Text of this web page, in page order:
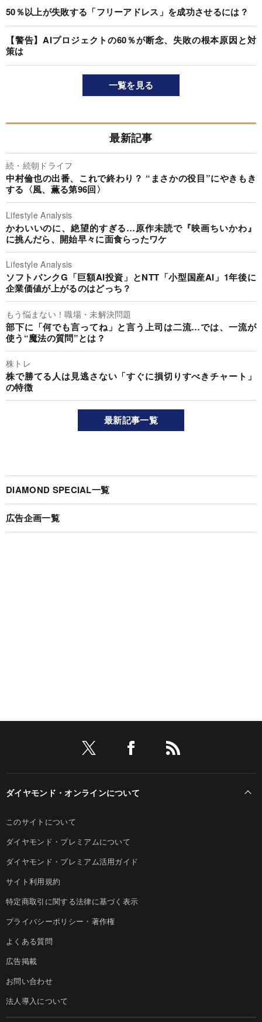
50％以上が失敗する「フリーアドレス」を成功させるには？
【警告】AIプロジェクトの60％が断念、失敗の根本原因と対
策は
一覧を見る
最新記事
続・続朝ドライフ
中村倫也の出番、これで終わり？ “まさかの役目”にやきもき
する〈風、薫る第96回〉
Lifestyle Analysis
かわいいのに、絶望的すぎる…原作未読で『映画ちいかわ』
に挑んだら、開始早々に面食らったワケ
Lifestyle Analysis
ソフトバンクG「巨額AI投資」とNTT「小型国産AI」1年後に
企業価値が上がるのはどっち？
もう悩まない！職場・未解決問題
部下に「何でも言ってね」と言う上司は二流…では、一流が
使う“魔法の質問”とは？
株トレ
株で勝てる人は見逃さない「すぐに損切りすべきチャート」
の特徴
最新記事一覧
DIAMOND SPECIAL一覧
広告企画一覧
ダイヤモンド・オンラインについて
このサイトについて
ダイヤモンド・プレミアムについて
ダイヤモンド・プレミアム活用ガイド
サイト利用規約
特定商取引に関する法律に基づく表示
プライバシーポリシー・著作権
よくある質問
広告掲載
お問い合わせ
法人導入について